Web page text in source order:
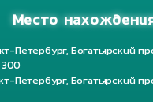
Место
Петербург, Богатырский
300
Петербург, Богатырский